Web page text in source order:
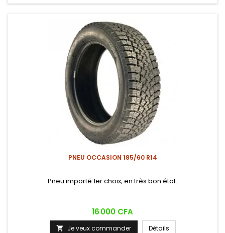
PNEU OCCASION 185/60 R14
Pneu importé 1er choix, en très bon état.
Prix
16 000 CFA
 Je veux commander Détails